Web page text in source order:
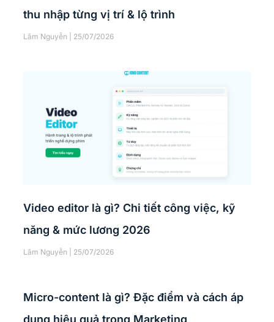
thu nhập từng vị trí & lộ trình
Lâm Nguyễn 25/07/2026
Video editor là gì? Chi tiết công việc, kỹ
năng & mức lương 2026
Lâm Nguyễn 25/07/2026
Micro-content là gì? Đặc điểm và cách áp
dụng hiệu quả trong Marketing